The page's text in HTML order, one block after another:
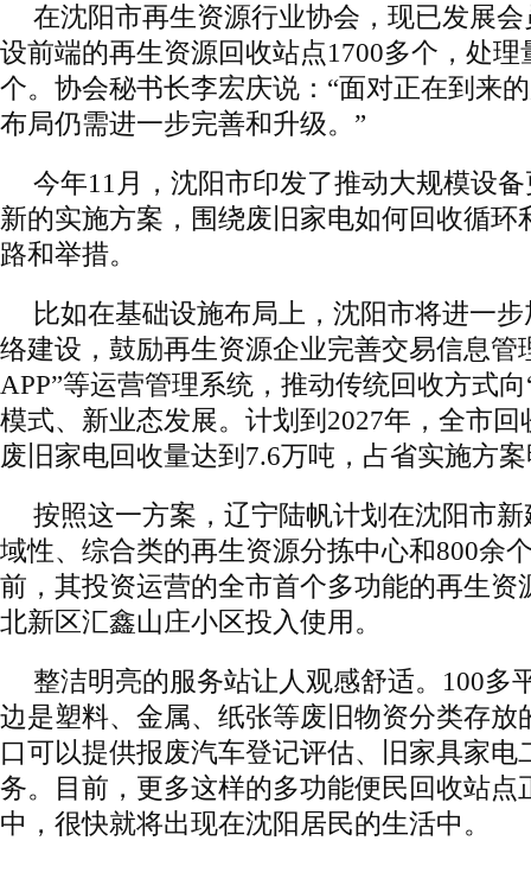
在沈阳市再生资源行业协会，现已发展
设前端的再生资源回收站点1700多个，处
个。协会秘书长李宏庆说：“面对正在到来
布局仍需进一步完善和升级。”
今年11月，沈阳市印发了推动大规模设
新的实施方案，围绕废旧家电如何回收循环
路和举措。
比如在基础设施布局上，沈阳市将进一
络建设，鼓励再生资源企业完善交易信息管
APP”等运营管理系统，推动传统回收方式
模式、新业态发展。计划到2027年，全市回
废旧家电回收量达到7.6万吨，占省实施方
按照这一方案，辽宁陆帆计划在沈阳市
域性、综合类的再生资源分拣中心和800余
前，其投资运营的全市首个多功能的再生资
北新区汇鑫山庄小区投入使用。
整洁明亮的服务站让人观感舒适。100多
边是塑料、金属、纸张等废旧物资分类存放
口可以提供报废汽车登记评估、旧家具家电
务。目前，更多这样的多功能便民回收站点
中，很快就将出现在沈阳居民的生活中。